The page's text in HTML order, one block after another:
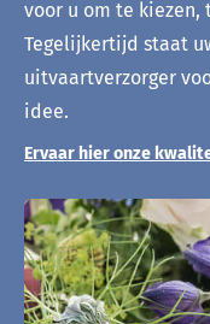
voor u om te
Tegelijkertijd staat
uitvaartverzorger
idee.
Ervaar hier onze